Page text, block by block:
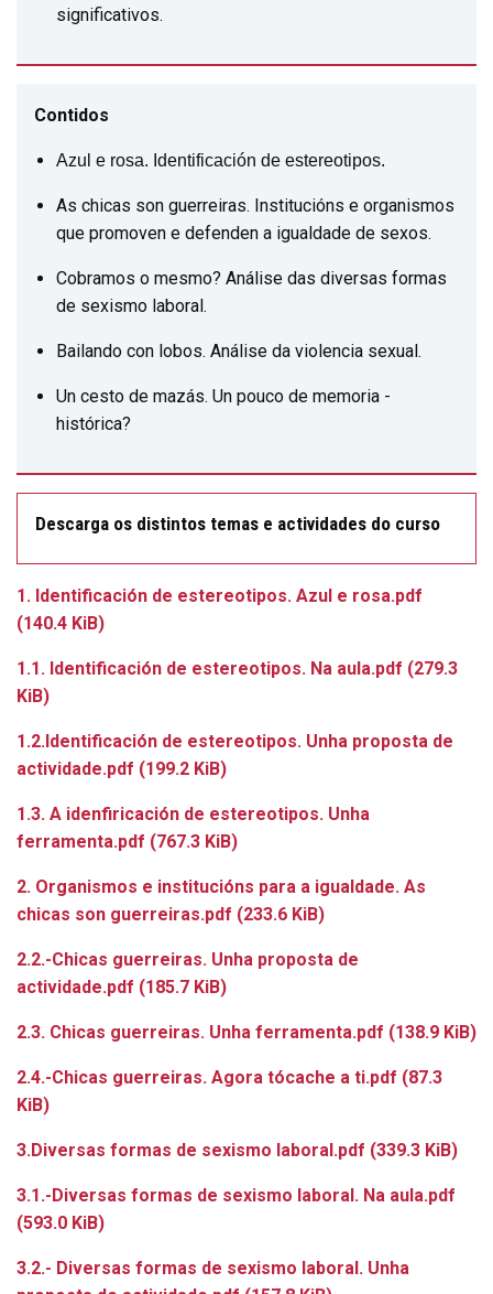
significativos.
Contidos
Azul e rosa. Identificación de estereotipos.
As chicas son guerreiras. Institucións e organismos
que promoven e defenden a igualdade de sexos.
Cobramos o mesmo? Análise das diversas formas
de sexismo laboral.
Bailando con lobos. Análise da violencia sexual.
Un cesto de mazás. Un pouco de memoria -
histórica?
Descarga os distintos temas e actividades do curso
1. Identificación de estereotipos. Azul e rosa.pdf
(140.4 KiB)
1.1. Identificación de estereotipos. Na aula.pdf (279.3
KiB)
1.2.Identificación de estereotipos. Unha proposta de
actividade.pdf (199.2 KiB)
1.3. A idenfiricación de estereotipos. Unha
ferramenta.pdf (767.3 KiB)
2. Organismos e institucións para a igualdade. As
chicas son guerreiras.pdf (233.6 KiB)
2.2.-Chicas guerreiras. Unha proposta de
actividade.pdf (185.7 KiB)
2.3. Chicas guerreiras. Unha ferramenta.pdf (138.9 KiB)
2.4.-Chicas guerreiras. Agora tócache a ti.pdf (87.3
KiB)
3.Diversas formas de sexismo laboral.pdf (339.3 KiB)
3.1.-Diversas formas de sexismo laboral. Na aula.pdf
(593.0 KiB)
3.2.- Diversas formas de sexismo laboral. Unha